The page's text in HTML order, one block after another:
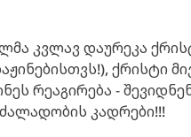
კვლავ დაურეკა
ქრისტი
რეაგირება -
კადრები!!!